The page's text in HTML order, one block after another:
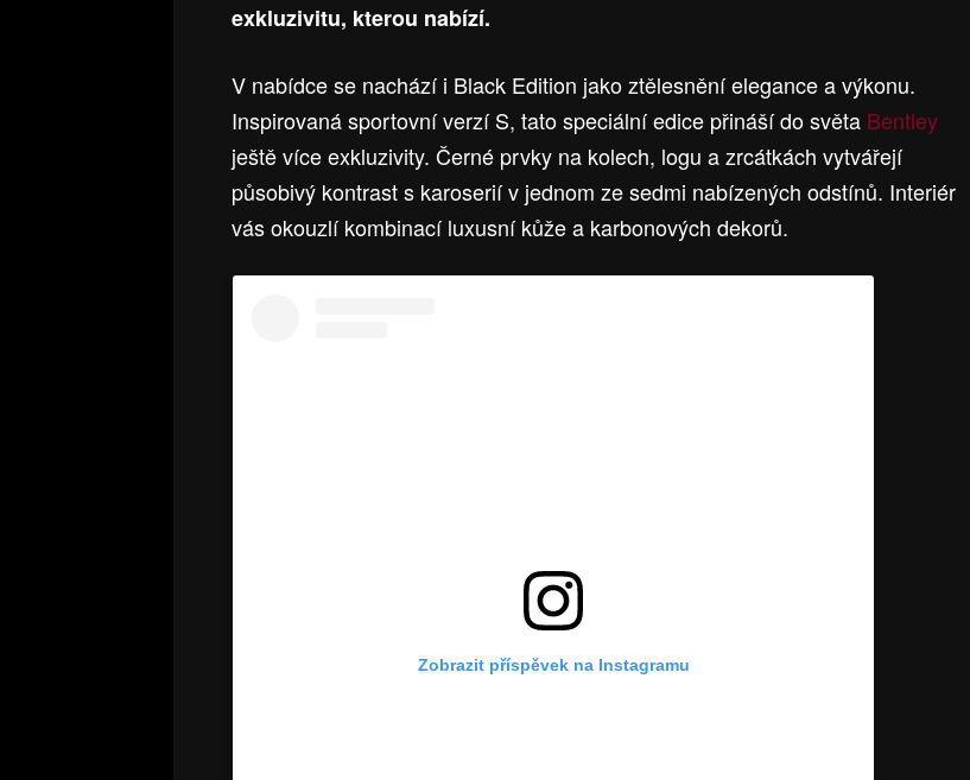
exkluzivitu, kterou nabízí.
V nabídce se nachází i Black Edition jako ztělesnění elegance a výkonu.
Inspirovaná sportovní verzí S, tato speciální edice přináší do světa Bentley
ještě více exkluzivity. Černé prvky na kolech, logu a zrcátkách vytvářejí
působivý kontrast s karoserií v jednom ze sedmi nabízených odstínů. Interiér
vás okouzlí kombinací luxusní kůže a karbonových dekorů.
Zobrazit příspěvek na Instagramu